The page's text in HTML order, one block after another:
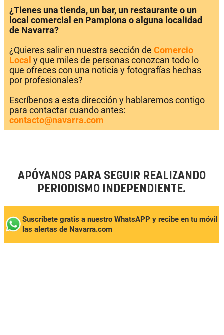
¿Tienes una tienda, un bar, un restaurante o un
local comercial en Pamplona o alguna localidad
de Navarra?
¿Quieres salir en nuestra sección de Comercio
Local y que miles de personas conozcan todo lo
que ofreces con una noticia y fotografías hechas
por profesionales?
Escríbenos a esta dirección y hablaremos contigo
para contactar cuando antes:
contacto@navarra.com
APÓYANOS PARA SEGUIR REALIZANDO
PERIODISMO INDEPENDIENTE.
Suscríbete gratis a nuestro WhatsAPP y recibe en tu móvil
las alertas de Navarra.com